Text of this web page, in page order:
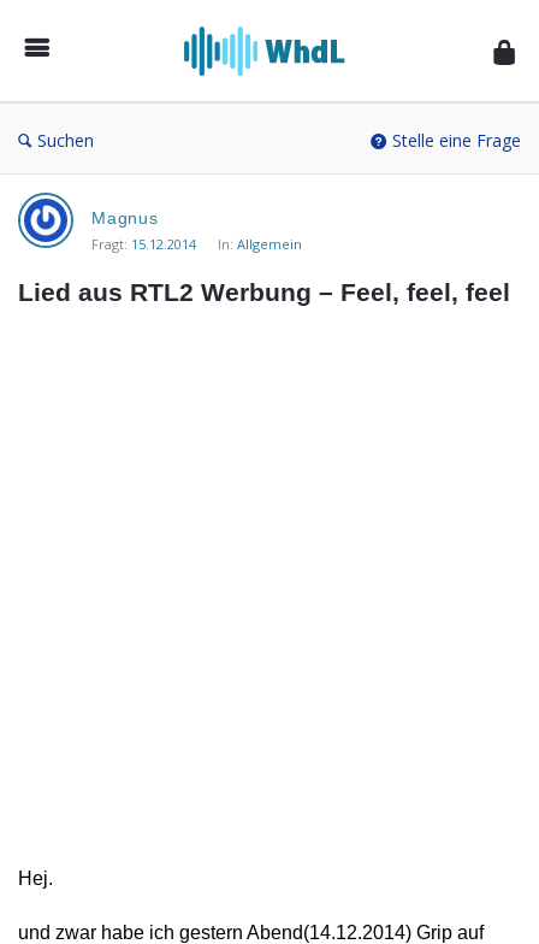
von
Suchen Stelle eine Frage
Musikforum
von
WieheisstdasLied.de
Magnus
Fragt: 15.12.2014 In: Allgemein
Lied aus RTL2 Werbung – Feel, feel, feel
Hej.
und zwar habe ich gestern Abend(14.12.2014) Grip auf